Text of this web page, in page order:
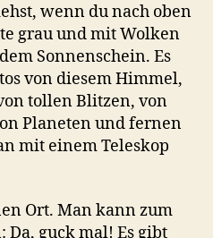
wenn du nach oben
grau und mit Wolken
Sonnenschein. Es
von diesem Himmel,
tollen Blitzen, von
Planeten und fernen
mit einem Teleskop
Ort. Man kann zum
guck mal! Es gibt